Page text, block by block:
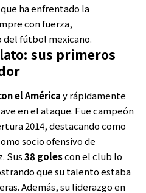
ha enfrentado la
con fuerza,
del fútbol mexicano.
sus primeros
el Américay rápidamente
en el ataque. Fue campeón
2014, destacando como
socio ofensivo de
Sus38 golescon el club lo
que su talento estaba
Además, su liderazgo en